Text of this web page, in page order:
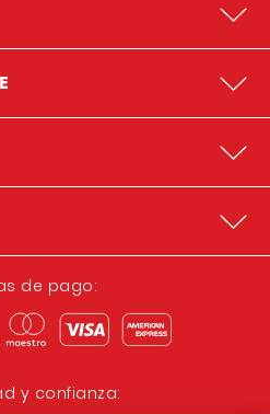
de pago:
y confianza: